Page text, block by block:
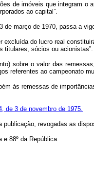
de imóveis que integram o
ao capital”.
de março de 1970, passa a
do lucro real
titulares, sócios ou acionistas”.
sobre o valor das
referentes ao
ás remessas de
de 3 de novembro de 1975.
revogadas as
e 88º da República.